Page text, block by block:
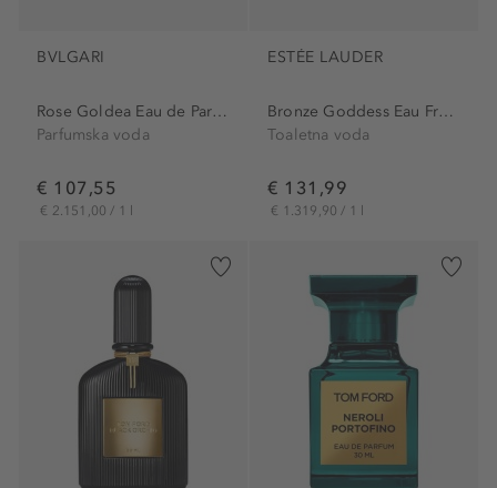
BVLGARI
Rose Goldea Eau de Parfum
Parfumska voda
€ 107,55
€ 2.151,00 / 1 l
ESTÉE LAUDER
Bronze Goddess Eau Fraiche
Toaletna voda
€ 131,99
€ 1.319,90 / 1 l